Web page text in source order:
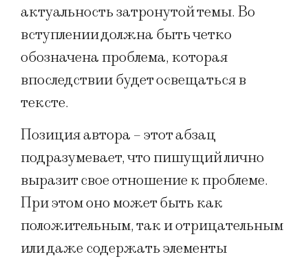
актуальность затронутой темы. Во
вступлении должна быть четко
обозначена проблема, которая
впоследствии будет освещаться в
тексте.
Позиция автора – этот абзац
подразумевает, что пишущий лично
выразит свое отношение к проблеме.
При этом оно может быть как
положительным, так и отрицательным
или даже содержать элементы